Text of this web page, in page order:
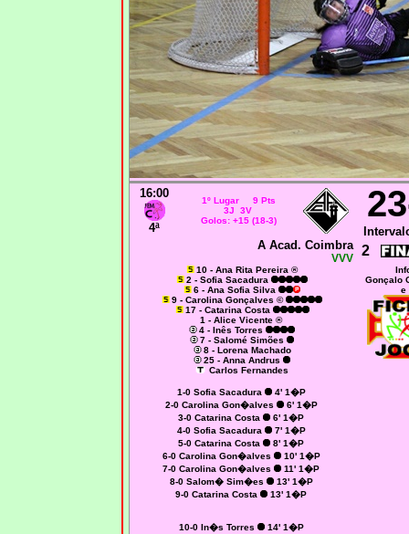
16:00
4ª
1º Lugar 9 Pts
3J 3V
Golos: +15 (18-3)
A Acad. Coimbra
VVV 2
10 - Ana Rita Pereira ®
2 - Sofia Sacadura
6 - Ana Sofia Silva
9 - Carolina Gonçalves ©
17 - Catarina Costa
1 - Alice Vicente ®
4 - Inês Torres
7 - Salomé Simões
8 - Lorena Machado
25 - Anna Andrus
Carlos Fernandes
1-0 Sofia Sacadura
4' 1�P
2-0 Carolina Gon�alves
6' 1�P
3-0 Catarina Costa
6' 1�P
4-0 Sofia Sacadura
7' 1�P
5-0 Catarina Costa
8' 1�P
6-0 Carolina Gon�alves
10' 1�P
7-0 Carolina Gon�alves
11' 1�P
8-0 Salom� Sim�es
13' 1�P
9-0 Catarina Costa
13' 1�P
10-0 In�s Torres
14' 1�P
Gonçalo
e